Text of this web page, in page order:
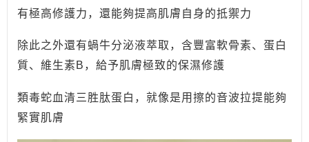
有極高修護力，還能夠提高肌膚自身的抵禦力
除此之外還有蝸牛分泌液萃取，含豐富軟骨素、蛋白
質、維生素B，給予肌膚極致的保濕修護
類毒蛇血清三胜肽蛋白，就像是用擦的音波拉提能夠
緊實肌膚